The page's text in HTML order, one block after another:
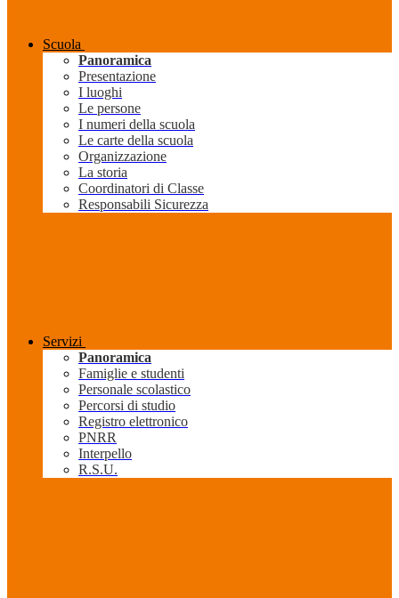
Scuola
Panoramica
Presentazione
I luoghi
Le persone
I numeri della scuola
Le carte della scuola
Organizzazione
La storia
Coordinatori di Classe
Responsabili Sicurezza
Servizi
Panoramica
Famiglie e studenti
Personale scolastico
Percorsi di studio
Registro elettronico
PNRR
Interpello
R.S.U.